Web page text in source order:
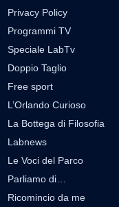
Privacy Policy
Programmi TV
Speciale LabTv
Doppio Taglio
Free sport
L’Orlando Curioso
La Bottega di Filosofia
Labnews
Le Voci del Parco
Parliamo di…
Ricomincio da me